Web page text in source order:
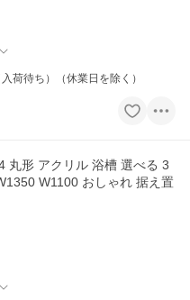
荷待ち）（休業日を除く）
丸形 アクリル 浴槽 選べる 3
W1100 おしゃれ 据え置